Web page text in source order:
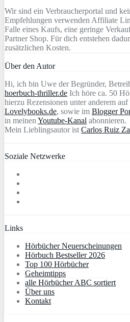
Wir sind ein Verbraucherportal und
Empfehlungen verwenden Affiliate
Falle eines Kaufs, eine geringe
Partner Shop. Für dich entstehen
zusätzlichen Kosten.
Über den Autor
Hi, ich bin Uwe der Begründer,
hoerbuch-thriller.de Ich höre ca. 50
hierzu Rezensionen unter anderem auf
Lovelybooks.de, sowie im Blogger
in meinen Youtube-Kanal abonnieren.
Mein Lieblingsautor ist Carlos Ruiz
Soziale Netzwerke
Links
Hörbücher Neuerscheinungen
Hörbuch Bestseller 2026
Top 100 Hörbücher
Geheimtipps
alle Hörbücher ABC sortiert
Über uns
Kontakt